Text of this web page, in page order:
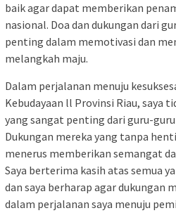
baik agar dapat memberikan
nasional. Doa dan dukungan dari
penting dalam memotivasi dan
melangkah maju.
Dalam perjalanan menuju
Kebudayaan ll Provinsi Riau, saya
yang sangat penting dari guru-
Dukungan mereka yang tanpa
menerus memberikan semangat
Saya berterima kasih atas semua
dan saya berharap agar dukungan
dalam perjalanan saya menuju